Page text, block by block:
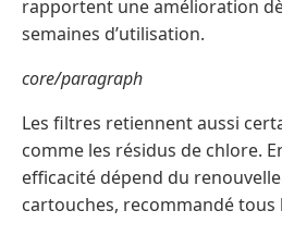
rapportent une amélioration
semaines d’utilisation.
core/paragraph
Les filtres retiennent aussi
comme les résidus de chlore.
efficacité dépend du
cartouches, recommandé tous